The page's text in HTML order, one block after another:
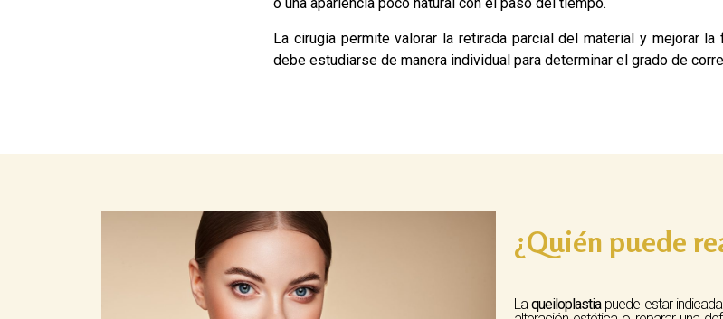
La cirugía permite valorar la retirada parcial del material y mejorar
debe estudiarse de manera individual para determinar el grado de
¿Quién puede
Laqueiloplastiapuede estar